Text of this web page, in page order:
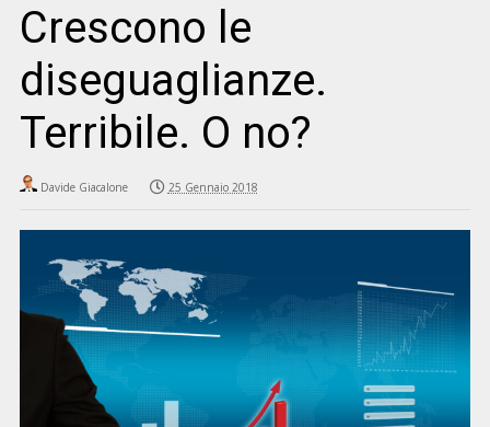
Crescono le
diseguaglianze.
Terribile. O no?
Davide Giacalone 25 Gennaio 2018